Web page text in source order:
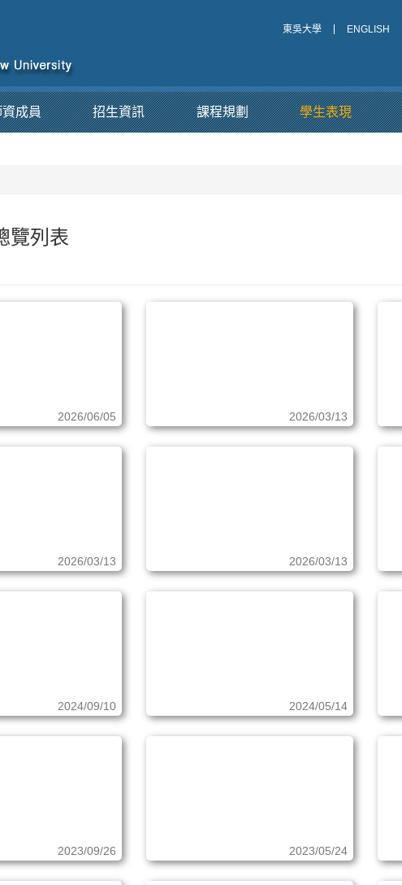
東吳大學 ENGLISH
成員 招生資訊 課程規劃 學生表現
覽列表
2026/06/05 2026/03/13
2026/03/13 2026/03/13
2024/09/10 2024/05/14
2023/09/26 2023/05/24